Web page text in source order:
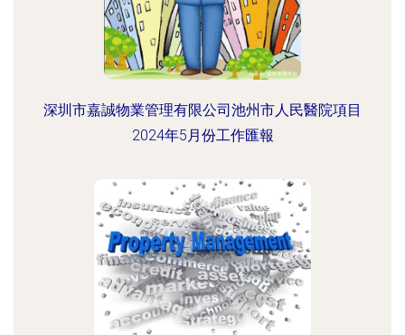
深圳市嘉誠物業管理有限公司池州市人民醫院項目
2024年5月份工作匯報